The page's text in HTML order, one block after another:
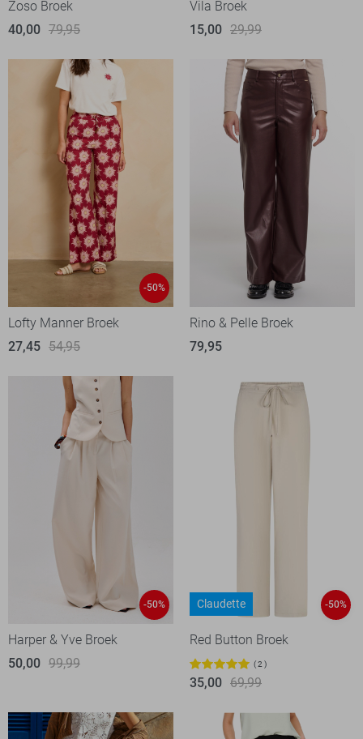
Zoso Broek
40,00 79,95
Vila Broek
15,00 29,99
-50%
Lofty Manner Broek
27,45 54,95
Rino & Pelle Broek
79,95
-50%
Harper & Yve Broek
50,00 99,99
Claudette -50%
Red Button Broek
2
35,00 69,99